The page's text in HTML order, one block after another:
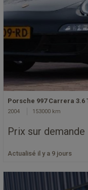
Porsche 997 Carrera 3.6
2004 153000 km
Prix sur demande
Actualisé il y a 9 jours